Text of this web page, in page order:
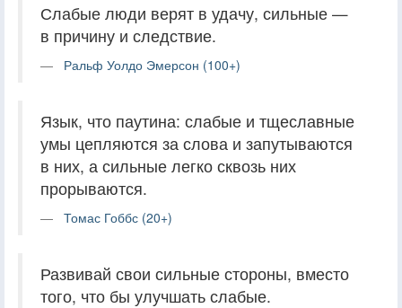
Слабые люди верят в удачу, сильные —
в причину и следствие.
Ральф Уолдо Эмерсон (100+)
Язык, что паутина: слабые и тщеславные
умы цепляются за слова и запутываются
в них, а сильные легко сквозь них
прорываются.
Томас Гоббс (20+)
Развивай свои сильные стороны, вместо
того, что бы улучшать слабые.